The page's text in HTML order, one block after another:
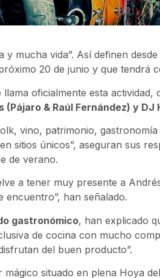
y mucha vida”. Así definen desde
20 de junio y que tendrá
llama oficialmente esta
& Raúl Fernández) y DJ
vino, patrimonio,
sitios únicos”, aseguran sus
de verano.
a tener muy presente a
encuentro”, han señalado.
gastronómico, han explicado
de cocina con mucho
del buen producto”.
mágico situado en plena Hoya